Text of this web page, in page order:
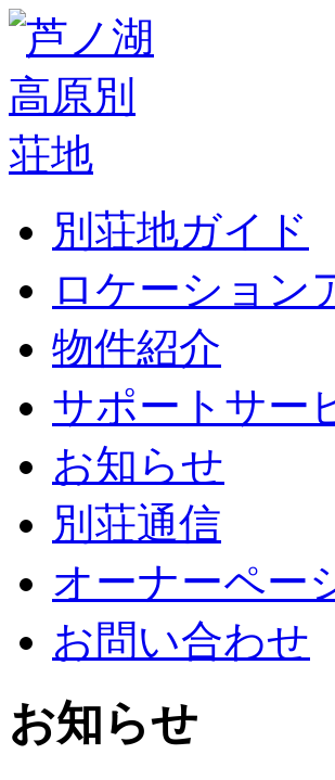
別荘地ガイド
ロケーション
物件紹介
サポートサー
お知らせ
別荘通信
オーナーペー
お問い合わせ
お知らせ